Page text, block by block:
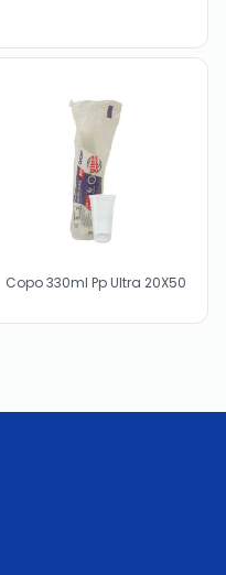
Copo 330ml Pp Ultra 20X50